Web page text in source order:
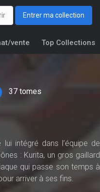
Entrer ma collection
vente Top Collections
37 tomes
intégré dans l’équipe de
: Kurita, un gros gaillard
qui passe son temps à
arriver à ses fins.